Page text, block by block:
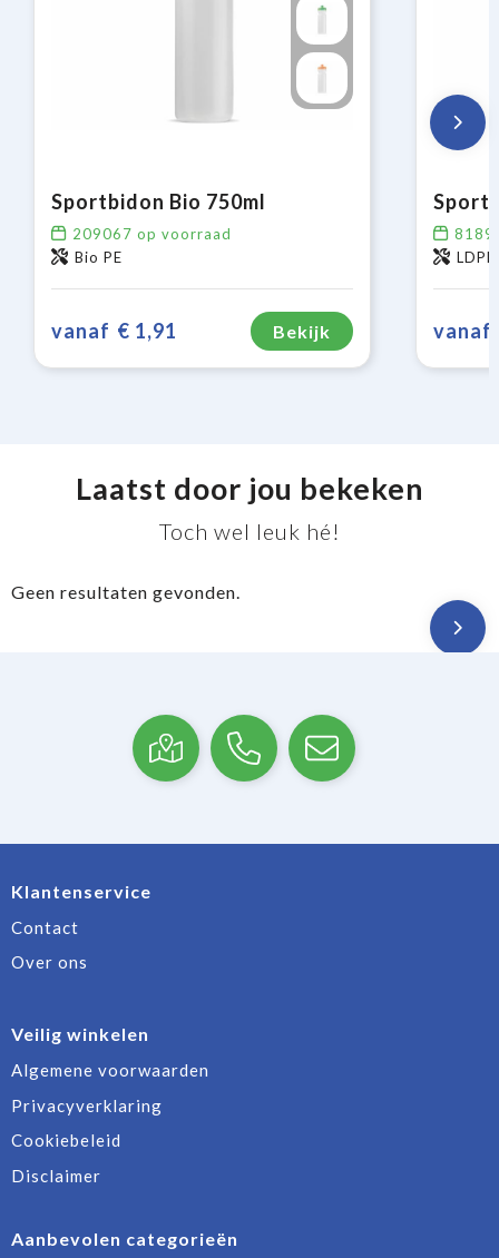
Sportbidon Bio 750ml
209067 op voorraad
Bio PE
vanaf € 1,91 Bekijk vanaf
Laatst door jou bekeken
Toch wel leuk hé!
Geen resultaten gevonden.
Klantenservice
Contact
Over ons
Veilig winkelen
Algemene voorwaarden
Privacyverklaring
Cookiebeleid
Disclaimer
Aanbevolen categorieën